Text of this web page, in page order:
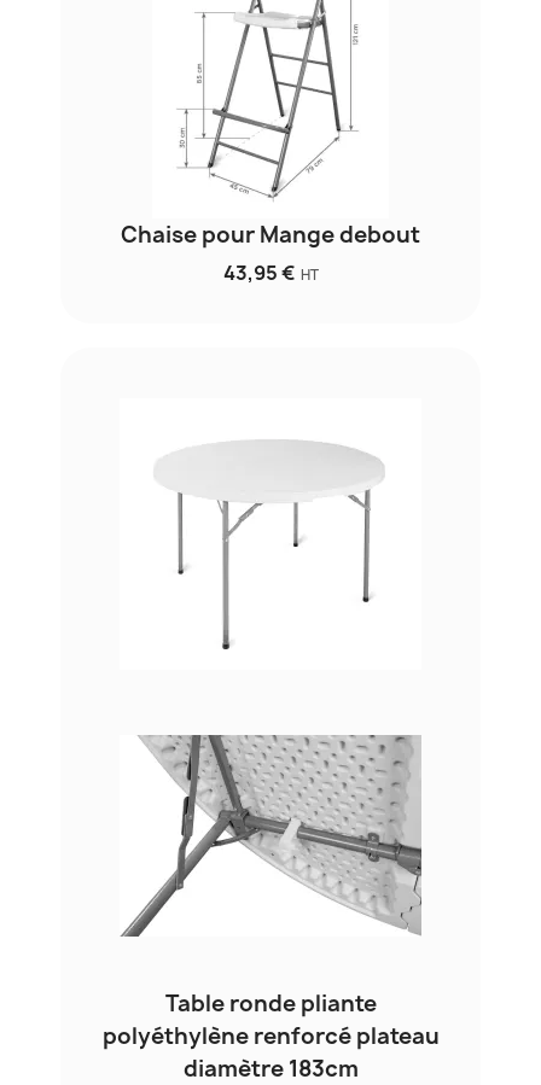
Chaise pour Mange debout
43,95 € HT
Table ronde pliante
polyéthylène renforcé plateau
diamètre 183cm